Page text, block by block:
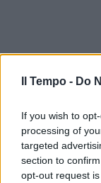
Il Tempo - Do
If you wish to
processing of
targeted
section to
opt-out request